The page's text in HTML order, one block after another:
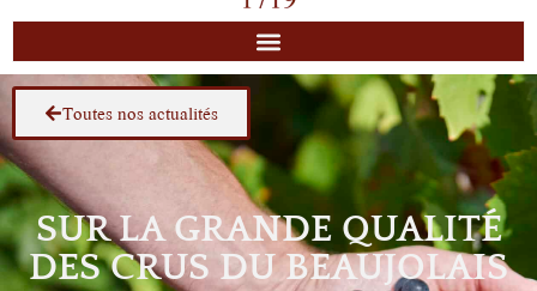
Toutes nos actualités
SUR LA GRANDE QUALITÉ
DES CRUS DU BEAUJOLAIS